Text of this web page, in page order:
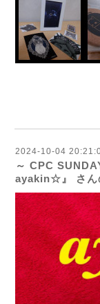
2024-10-04
～ CPC
ayakin☆』 さん